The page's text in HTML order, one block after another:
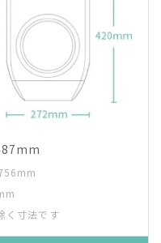
く寸法です